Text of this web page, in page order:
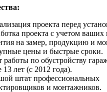
проекта перед
проекта с учетом ваших
на замер, продукцию и
цены и быстрые сроки.
по обустройству
13 лет (с 2012 года).
штат профессиональных
и монтажников.